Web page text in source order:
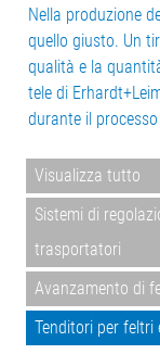
Nella produzione
quello giusto. Un
qualità e la
tele di
durante il
Visualizza tutto
Sistemi di
trasportatori
Avanzamento di
Tenditori per feltri